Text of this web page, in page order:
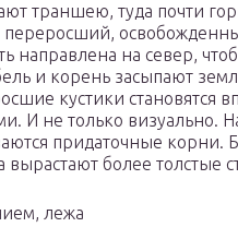
траншею, туда почти
направлена на север,
и корень засыпают
кустики становятся
И не только визуально.
придаточные корни.
вырастают более толстые
лежа